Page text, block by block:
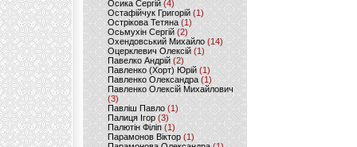
Осика Сергій(4)
Остафійчук Григорій(1)
Острікова Тетяна (1)
Осьмухін Сергій (2)
Охендовський Михайло (14)
Оцерклевич Олексій (1)
Павелко Андрій (2)
Павленко (Хорт) Юрій (1)
Павленко Олександра (1)
Павленко Олексій Михайлович
(3)
Павліш Павло(1)
Палиця Ігор (3)
Палютін Філіп(1)
Парамонов Віктор (1)